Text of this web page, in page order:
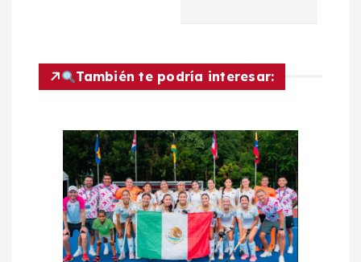
También te podría interesar: